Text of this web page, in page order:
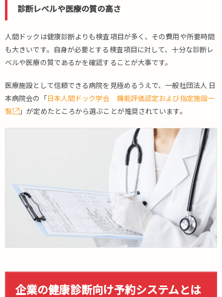
診断レベルや医療の質の高さ
人間ドックは健康診断よりも検査項目が多く、その費用や所要時間
も大きいです。自身が必要とする検査項目に対して、十分な診断レ
ベルや医療の質であるかを確認することが大事です。
医療施設として信頼できる病院を見極めるうえで、一般社団法人 日
本病院会の「 日本人間ドック学会 機能評価認定および指定施設一
覧
」が定めたところから選ぶことが推奨されています。
企業の健康診断向け予約システムとは